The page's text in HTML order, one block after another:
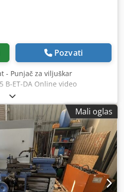
Pozvati
- Punjač za viljuškar
B-ET-DA Online video
Bili bismo veoma zadovoljni
na lageru Dostupno odmah -
Emskirchen / Nürnberg -
Axztemboha
Mali oglas